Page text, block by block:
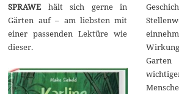
SPRAWE hält sich gerne in
Gärten auf – am liebsten mit
einer passenden Lektüre wie
dieser.